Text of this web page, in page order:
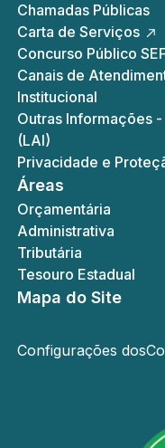
Chamadas Públicas
Carta de Serviços
Concurso Público
Canais de
Institucional
Outras Informações
(LAI)
Privacidade e
Áreas
Orçamentária
Administrativa
Tributária
Tesouro Estadual
Mapa do Site
Configurações dos